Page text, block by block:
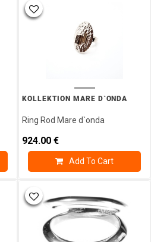
KOLLEKTION MARE D`ONDA
Ring Rod Mare d`onda
924.00 €
Add To Cart